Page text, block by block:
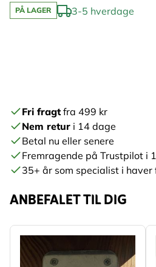
PÅ LAGER 3-5 hverdage
Fri fragtfra 499 kr
Nem retur i 14 dage
Betal nu eller senere
Fremragende på Trustpilot i
35+ år som specialist i haver
ANBEFALET TIL DIG